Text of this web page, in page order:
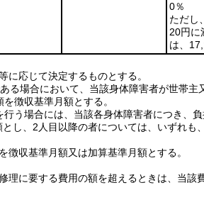
0％
ただし
20円に
は、
応じて決定するものとする。
る場合において、当該身体障害者が世帯主
徴収基準月額とする。
う場合には、当該各身体障害者につき、負
し、2人目以降の者については、いずれも
収基準月額又は加算基準月額とする。
に要する費用の額を超えるときは、当該